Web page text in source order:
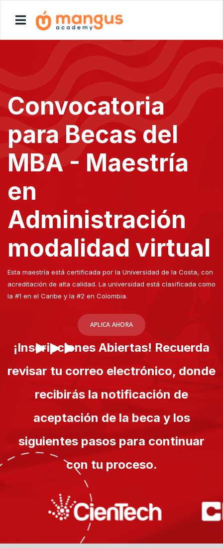
Convocatoria
para Becas del
MBA - Maestría
en
Administración
modalidad virtual
Esta maestría está certificada por la Universidad de la Costa, con
acreditación de alta calidad. La universidad está clasificada como
la #1 en el Caribe y la #2 en Colombia.
APLICA AHORA
¡Inscripciones Abiertas! Recuerda
revisar tu correo electrónico, donde
recibirás la notificación de
aceptación de la beca y los
siguientes pasos para continuar
con tu proceso.